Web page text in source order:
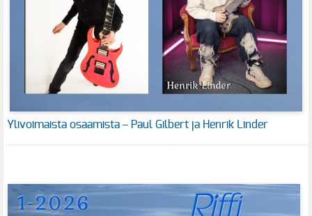
Ylivoimaista osaamista – Paul Gilbert ja Henrik Linder